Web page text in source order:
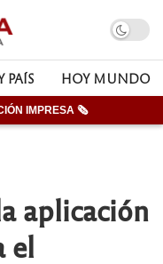
PAÍS HOY MUNDO
IMPRESA 🗞
aplicación
el